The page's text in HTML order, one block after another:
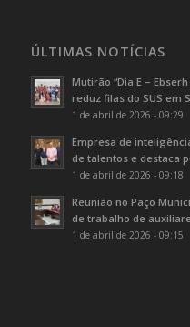
ÚLTIMAS NOTÍCIAS
Mutirão “Dia E –
reduz filas do SUS em
1 de abril de 2026 - 09:29
Empresa de
de talentos e destaca
1 de abril de 2026 - 09:18
Reunião no Paço
de trabalho de
1 de abril de 2026 - 09:15